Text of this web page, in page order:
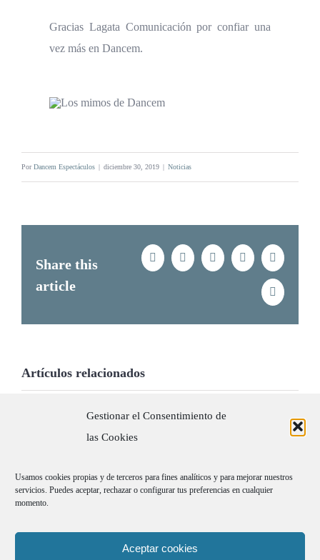
Gestionar el Consentimiento de
las Cookies
Usamos cookies propias y de terceros para fines analíticos y para mejorar nuestros
servicios. Puedes aceptar, rechazar o configurar tus preferencias en cualquier
momento.
Aceptar cookies
Gracias Lagata Comunicación por confiar una
vez más en Dancem.
PorDancem Espectáculos | diciembre 30, 2019 | Noticias
Share this
article
Facebook
X LinkedInTumblrPinterest
Correo
Artículos relacionados
en el
Restaurante
noche de
espectáculo y
creatividad en
Noche
Elegante en
vestuario
exclusivo y